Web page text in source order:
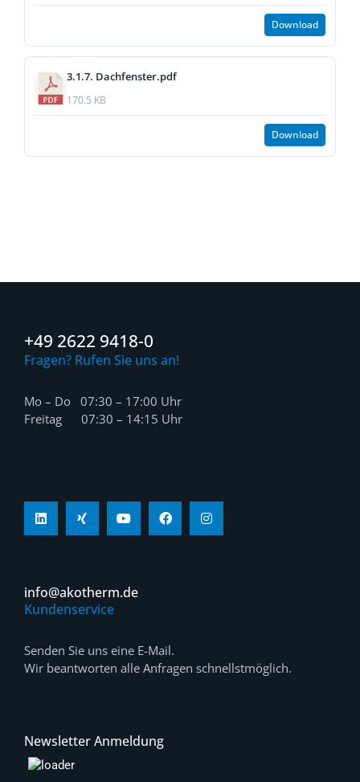
Download
3.1.7. Dachfenster.pdf
170.5 KB
Download
+49 2622 9418-0
Fragen? Rufen Sie uns an!
Mo – Do 07:30 – 17:00 Uhr
Freitag 07:30 – 14:15 Uhr
info@akotherm.de
Kundenservice
Senden Sie uns eine E-Mail.
Wir beantworten alle Anfragen schnellstmöglich.
Newsletter Anmeldung